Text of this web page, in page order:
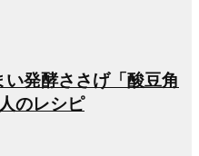
発酵ささげ「酸豆角
のレシピ